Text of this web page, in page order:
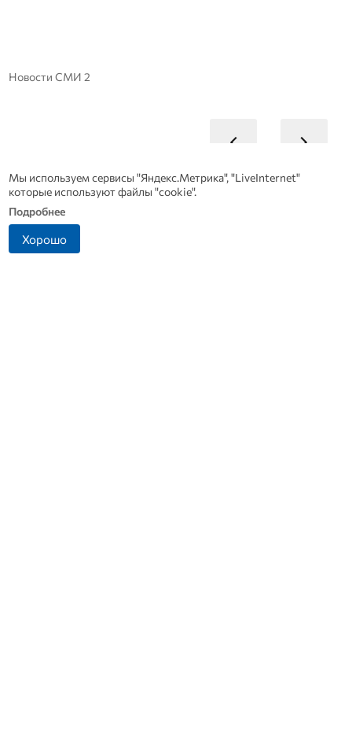
Новости СМИ 2
Мы используем сервисы "Яндекс.Метрика", "LiveInternet"
которые используют файлы "cookie".
Подробнее
Хорошо